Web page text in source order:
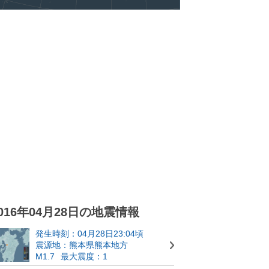
年04月28日の地震情報
発生時刻：04月28日23:04頃
震源地：熊本県熊本地方
M1.7
最大震度：1